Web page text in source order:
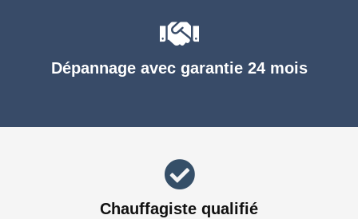
Dépannage avec garantie 24 mois
Chauffagiste qualifié